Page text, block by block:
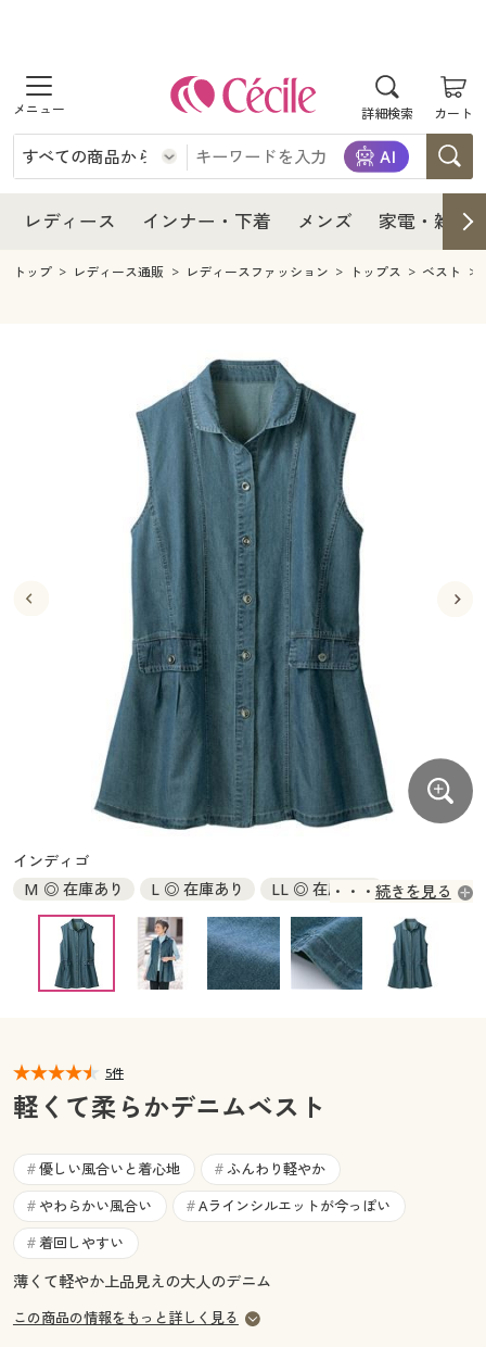
詳細検索 カート
商品を探す
レディース
レディースファッション
インナー・下着
インナー・下着通販すべて
ジュニア・ティーンズ下着
メンズ
キッチン・雑貨・日用品
寝具・インテリア・家具
寝具・インテリア・家具通販すべて
カーテン・ラグ・ファブリック
美容・健康通販すべて
美容・健康・サプリメント
制服・スクール
制服・スクールすべて
ジュニア・ティーンズ下着
大きいサイズ通販すべて
大きいサイズ レディース服
大きいサイズ レディース下着
大きいサイズ メンズ
大きいサイズ 事務・制服
バーゲンセール
シークレットセール
商品カテゴリ一覧
カタログ
カタログ・チラシからのご注文
デジタルカタログ
カタログ無料プレゼント
マイページ
お気に入り
サポート
ご利用ガイド
レディース インナー・下着 メンズ 家電・雑貨
レディース
レディース通販すべて
レディースファッション
インナー・下着
インナー・下着通販すべて
ジュニア・ティーンズ下着
メンズ
キッチン・雑貨・日用品
寝具・インテリア・家具通販すべて
カーテン・ラグ・ファブリック
美容・健康通販すべて
美容・健康・サプリメント
制服・スクール
制服・スクールすべて
ジュニア・ティーンズ下着
大きいサイズ通販すべて
大きいサイズ レディース服
大きいサイズ レディース下着
大きいサイズ メンズ
大きいサイズ 事務・制服
バーゲンセール
シークレットセール
商品カテゴリ一覧
カタログ・チラシからのご注文
カタログ無料プレゼント
会員メニュー
閲覧履歴
サポート
ご利用ガイド
トップ レディース通販 レディースファッション トップス ベスト
インディゴ
M ◎ 在庫あり
L ◎ 在庫あり
LL ◎ 在庫あり
3L ◎ 在庫あり
続きを見る
5件
軽くて柔らかデニムベスト
# 優しい風合いと着心地 # ふんわり軽やか
# やわらかい風合い # Aラインシルエットが今っぽい
# 着回しやすい
薄くて軽やか上品見えの大人のデニム
この商品の情報をもっと詳しく見る